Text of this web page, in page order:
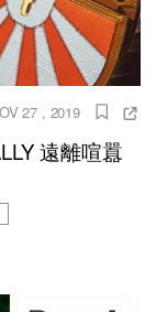
27 , 2019
遠離喧囂